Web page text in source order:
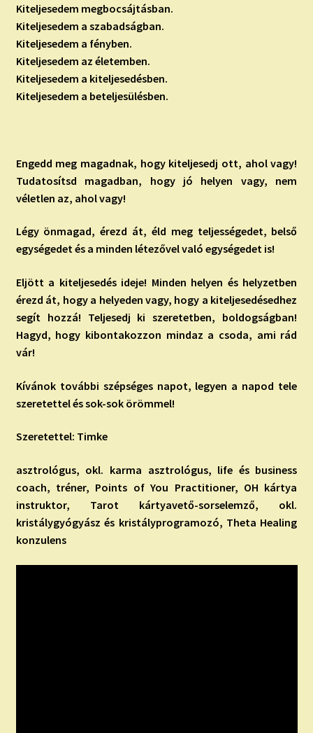
Kiteljesedem megbocsájtásban.
Kiteljesedem a szabadságban.
Kiteljesedem a fényben.
Kiteljesedem az életemben.
Kiteljesedem a kiteljesedésben.
Kiteljesedem a beteljesülésben.
Engedd meg magadnak, hogy kiteljesedj ott, ahol vagy!
Tudatosítsd magadban, hogy jó helyen vagy, nem
véletlen az, ahol vagy!
Légy önmagad, érezd át, éld meg teljességedet, belső
egységedet és a minden létezővel való egységedet is!
Eljött a kiteljesedés ideje! Minden helyen és helyzetben
érezd át, hogy a helyeden vagy, hogy a kiteljesedésedhez
segít hozzá! Teljesedj ki szeretetben, boldogságban!
Hagyd, hogy kibontakozzon mindaz a csoda, ami rád
vár!
Kívánok további szépséges napot, legyen a napod tele
szeretettel és sok-sok örömmel!
Szeretettel: Timke
asztrológus, okl. karma asztrológus, life és business
coach, tréner, Points of You Practitioner, OH kártya
instruktor, Tarot kártyavető-sorselemző, okl.
kristálygyógyász és kristályprogramozó, Theta Healing
konzulens